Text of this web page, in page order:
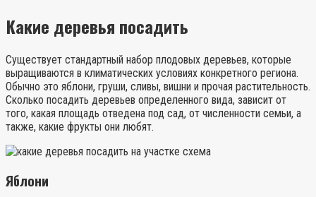
Какие деревья посадить
Существует стандартный набор плодовых деревьев, которые
выращиваются в климатических условиях конкретного региона.
Обычно это яблони, груши, сливы, вишни и прочая растительность.
Сколько посадить деревьев определенного вида, зависит от
того, какая площадь отведена под сад, от численности семьи, а
также, какие фрукты они любят.
Яблони